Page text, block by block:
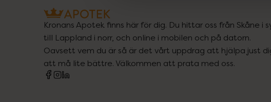
Kronans Apotek finns här för dig. Du hittar oss från Skåne i
till Lappland i norr, och online i mobilen och på datorn.
Oavsett vem du är så är det vårt uppdrag att hjälpa just
att må lite bättre. Välkommen att prata med oss.